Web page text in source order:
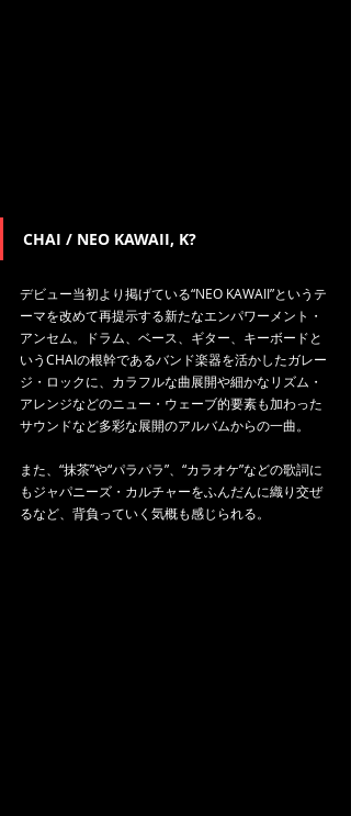
CHAI / NEO KAWAII, K?
デビュー当初より掲げている“NEO KAWAII”というテ
ーマを改めて再提示する新たなエンパワーメント・
アンセム。ドラム、ベース、ギター、キーボードと
いうCHAIの根幹であるバンド楽器を活かしたガレー
ジ・ロックに、カラフルな曲展開や細かなリズム・
アレンジなどのニュー・ウェーブ的要素も加わった
サウンドなど多彩な展開のアルバムからの一曲。
また、“抹茶”や“パラパラ”、“カラオケ”などの歌詞に
もジャパニーズ・カルチャーをふんだんに織り交ぜ
るなど、背負っていく気概も感じられる。